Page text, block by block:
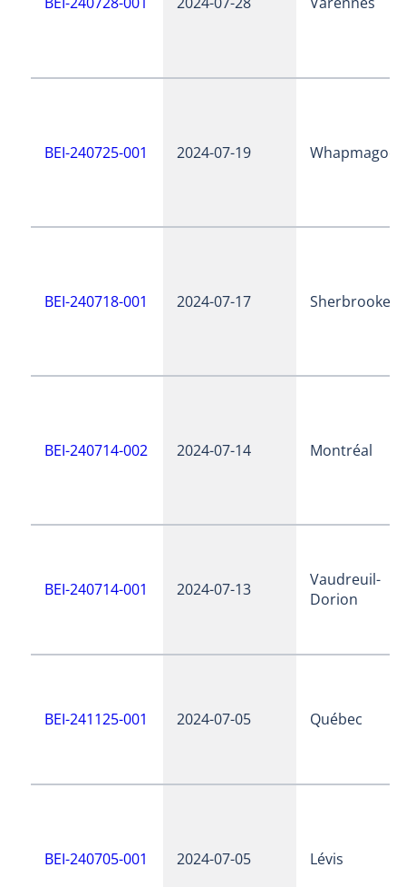
BEI-240725-001 2024-07-19
BEI-240718-001 2024-07-17 Sherbrooke
BEI-240714-002 2024-07-14 Montréal
BEI-240714-001 2024-07-13
Vaudreuil-
Dorion
BEI-241125-001 2024-07-05 Québec
BEI-240705-001 2024-07-05 Lévis